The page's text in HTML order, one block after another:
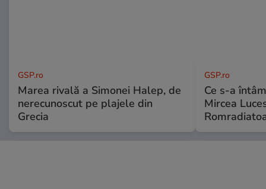
GSP.ro
Marea rivală a Simonei Halep, de
nerecunoscut pe plajele din
Grecia
GSP.ro
Ce s-a
Mircea